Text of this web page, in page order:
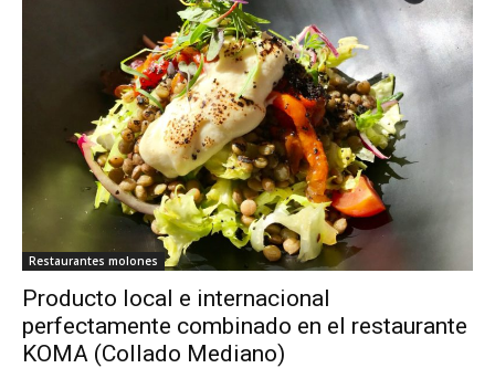
Restaurantes molones
Producto local e internacional
perfectamente combinado en el restaurante
KOMA (Collado Mediano)